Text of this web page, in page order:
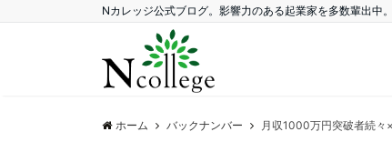
Nカレッジ公式ブログ。影響力のある起業家を多数輩出中
ホーム バックナンバー 月収1000万円突破者続